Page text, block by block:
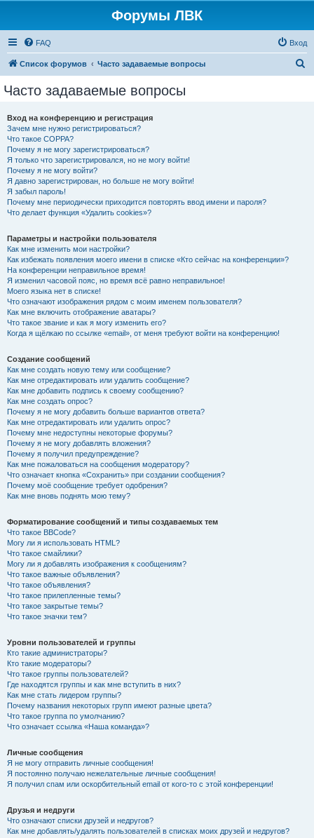
Форумы ЛВК
FAQ Вход
Список форумов Часто задаваемые вопросы
Часто задаваемые вопросы
Вход на конференцию и регистрация
Зачем мне нужно регистрироваться?
Что такое COPPA?
Почему я не могу зарегистрироваться?
Я только что зарегистрировался, но не могу войти!
Почему я не могу войти?
Я давно зарегистрирован, но больше не могу войти!
Я забыл пароль!
Почему мне периодически приходится повторять ввод имени и пароля?
Что делает функция «Удалить cookies»?
Параметры и настройки пользователя
Как мне изменить мои настройки?
Как избежать появления моего имени в списке «Кто сейчас на конференции»?
На конференции неправильное время!
Я изменил часовой пояс, но время всё равно неправильное!
Моего языка нет в списке!
Что означают изображения рядом с моим именем пользователя?
Как мне включить отображение аватары?
Что такое звание и как я могу изменить его?
Когда я щёлкаю по ссылке «email», от меня требуют войти на конференцию!
Создание сообщений
Как мне создать новую тему или сообщение?
Как мне отредактировать или удалить сообщение?
Как мне добавить подпись к своему сообщению?
Как мне создать опрос?
Почему я не могу добавить больше вариантов ответа?
Как мне отредактировать или удалить опрос?
Почему мне недоступны некоторые форумы?
Почему я не могу добавлять вложения?
Почему я получил предупреждение?
Как мне пожаловаться на сообщения модератору?
Что означает кнопка «Сохранить» при создании сообщения?
Почему моё сообщение требует одобрения?
Как мне вновь поднять мою тему?
Форматирование сообщений и типы создаваемых тем
Что такое BBCode?
Могу ли я использовать HTML?
Что такое смайлики?
Могу ли я добавлять изображения к сообщениям?
Что такое важные объявления?
Что такое объявления?
Что такое прилепленные темы?
Что такое закрытые темы?
Что такое значки тем?
Уровни пользователей и группы
Кто такие администраторы?
Кто такие модераторы?
Что такое группы пользователей?
Где находятся группы и как мне вступить в них?
Как мне стать лидером группы?
Почему названия некоторых групп имеют разные цвета?
Что такое группа по умолчанию?
Что означает ссылка «Наша команда»?
Личные сообщения
Я не могу отправить личные сообщения!
Я постоянно получаю нежелательные личные сообщения!
Я получил спам или оскорбительный email от кого-то с этой конференции!
Друзья и недруги
Что означают списки друзей и недругов?
Как мне добавлять/удалять пользователей в списках моих друзей и недругов?